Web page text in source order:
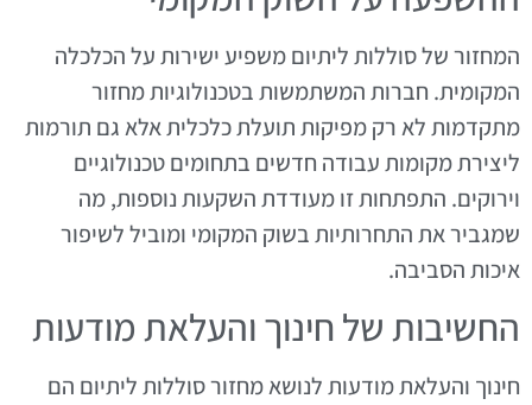
המחזור של סוללות ליתיום משפיע ישירות על הכלכלה
המקומית. חברות המשתמשות בטכנולוגיות מחזור
מתקדמות לא רק מפיקות תועלת כלכלית אלא גם תורמות
ליצירת מקומות עבודה חדשים בתחומים טכנולוגיים
וירוקים. התפתחות זו מעודדת השקעות נוספות, מה
שמגביר את התחרותיות בשוק המקומי ומוביל לשיפור
איכות הסביבה.
החשיבות של חינוך והעלאת מודעות
חינוך והעלאת מודעות לנושא מחזור סוללות ליתיום הם